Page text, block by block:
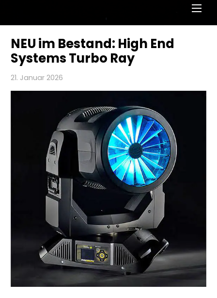
NEU im Bestand: High End
Systems Turbo Ray
21. Januar 2026